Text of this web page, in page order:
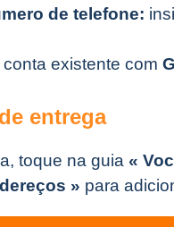
de telefone:
existente com
entrega
toque na guia «
» para